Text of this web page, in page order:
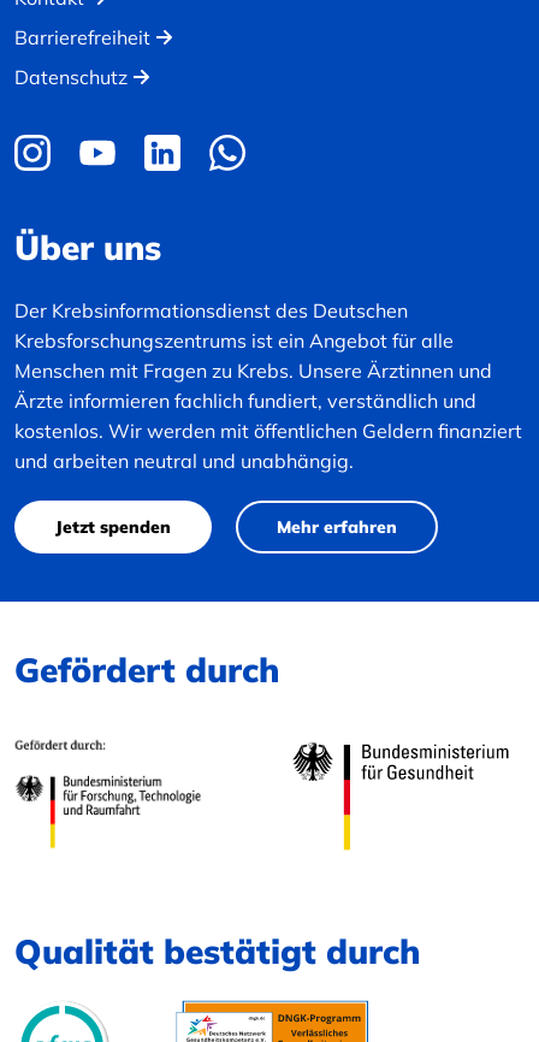
Barrierefreiheit
Datenschutz
Über uns
Der Krebsinformationsdienst des Deutschen
Krebsforschungszentrums ist ein Angebot für alle
Menschen mit Fragen zu Krebs. Unsere Ärztinnen und
Ärzte informieren fachlich fundiert, verständlich und
kostenlos. Wir werden mit öffentlichen Geldern finanziert
und arbeiten neutral und unabhängig.
Jetzt spenden Mehr erfahren
Gefördert durch
Qualität bestätigt durch